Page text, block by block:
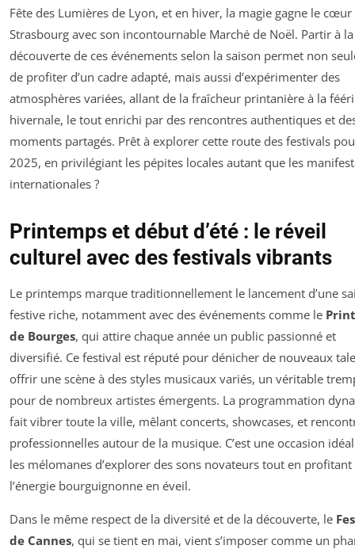
Fête des Lumières de Lyon, et en hiver, la magie gagne le cœur
Strasbourg avec son incontournable Marché de Noël. Partir à la
découverte de ces événements selon la saison permet non
de profiter d’un cadre adapté, mais aussi d’expérimenter des
atmosphères variées, allant de la fraîcheur printanière à la
hivernale, le tout enrichi par des rencontres authentiques et
moments partagés. Prêt à explorer cette route des festivals
2025, en privilégiant les pépites locales autant que les
internationales ?
Printemps et début d’été : le réveil
culturel avec des festivals vibrants
Le printemps marque traditionnellement le lancement d’une
festive riche, notamment avec des événements comme le
de Bourges, qui attire chaque année un public passionné et
diversifié. Ce festival est réputé pour dénicher de nouveaux
offrir une scène à des styles musicaux variés, un véritable
pour de nombreux artistes émergents. La programmation
fait vibrer toute la ville, mêlant concerts, showcases, et
professionnelles autour de la musique. C’est une occasion
les mélomanes d’explorer des sons novateurs tout en profitant
l’énergie bourguignonne en éveil.
Dans le même respect de la diversité et de la découverte, le
de Cannes, qui se tient en mai, vient s’imposer comme un